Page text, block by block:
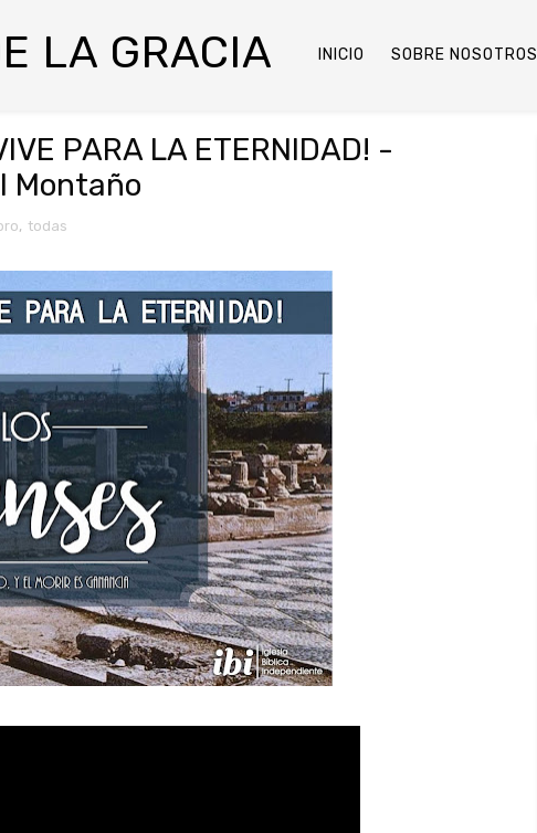
LA GRACIA INICIO SOBRE NOSOTROS
PARA LA ETERNIDAD! -
Montaño
, todas